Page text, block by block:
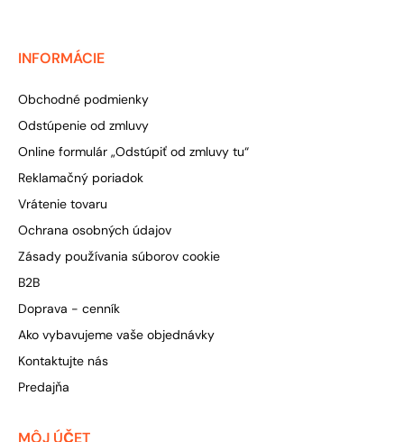
INFORMÁCIE
Obchodné podmienky
Odstúpenie od zmluvy
Online formulár „Odstúpiť od zmluvy tu“
Reklamačný poriadok
Vrátenie tovaru
Ochrana osobných údajov
Zásady používania súborov cookie
B2B
Doprava - cenník
Ako vybavujeme vaše objednávky
Kontaktujte nás
Predajňa
MÔJ ÚČET